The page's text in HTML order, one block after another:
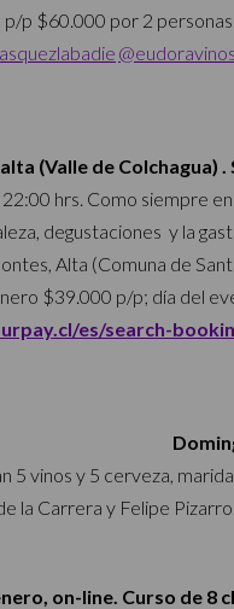
p $60.000 por 2
@eudoravinos
(Valle de Colchagua)
hrs. Como siempre
degustaciones y la
Alta (Comuna de
$39.000 p/p; día del
es/search-
5 vinos y 5 cerveza,
la Carrera y Felipe
on-line. Curso de 8